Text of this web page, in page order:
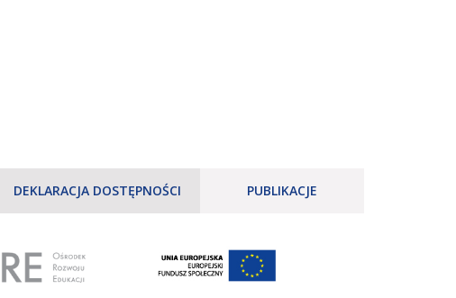
DEKLARACJA DOSTĘPNOŚCI PUBLIKACJE